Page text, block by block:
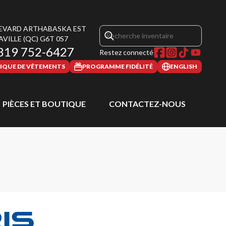
ARTHABASKA EST
(QC) G6T 0S7
752-6427 Restez connecté
DE VÊTEMENTS PROGRAMME FIDÉLITÉ ENGLISH
PIÈCES ET BOUTIQUE CONTACTEZ-NOUS